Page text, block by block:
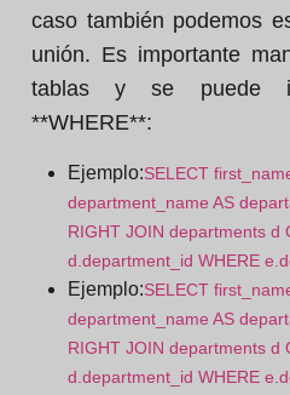
caso también podemos
unión. Es importante
tablas y se puede
**WHERE**:
Ejemplo:SELECT
department_name AS
RIGHT JOIN departments d
d.department_id WHERE
Ejemplo:SELECT
department_name AS
RIGHT JOIN departments d
d.department_id WHERE